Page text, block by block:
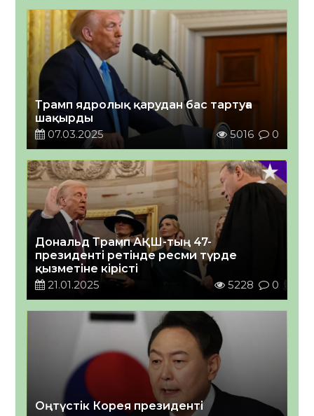
Трамп ядролық қарудан бас тартуға
шақырды
07.03.2025
5016 0
Дональд Трамп АҚШ-тың 47-
президенті ретінде ресми түрде
қызметіне кірісті
21.01.2025
5228 0
Оңтүстік Корея президенті